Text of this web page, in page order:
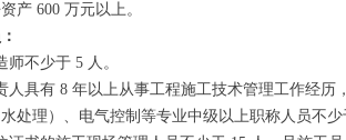
产 600 万元以上。
师不少于 5 人。
人具有 8 年以上从事工程施工技术管理工作经
处理）、电气控制等专业中级以上职称人员不少